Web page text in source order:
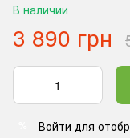
В наличии
3 890 грн
Войти для